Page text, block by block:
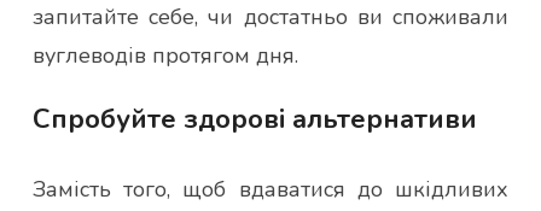
запитайте себе, чи достатньо ви споживали
вуглеводів протягом дня.
Спробуйте здорові альтернативи
Замість того, щоб вдаватися до шкідливих